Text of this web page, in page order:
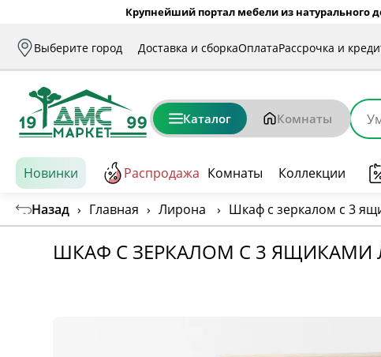
Крупнейший портал мебели из натурального
Выберите город Доставка и сборкаОплатаРассрочка и
Каталог Комнаты
Новинки Распродажа Комнаты Коллекции
Назад › Главная › Лирона › Шкаф с зеркалом с 3
ШКАФ С ЗЕРКАЛОМ С 3 ЯЩИКАМИ